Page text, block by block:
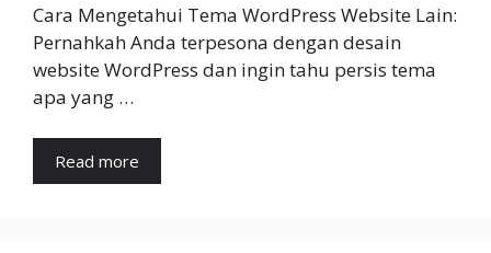
Cara Mengetahui Tema WordPress Website Lain:
Pernahkah Anda terpesona dengan desain
website WordPress dan ingin tahu persis tema
apa yang …
Read more